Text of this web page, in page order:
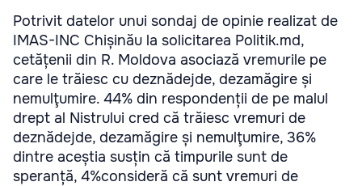
Potrivit datelor unui sondaj de opinie realizat de
IMAS-INC Chișinău la solicitarea Politik.md,
cetățenii din R. Moldova asociază vremurile pe
care le trăiesc cu deznădejde, dezamăgire și
nemulţumire. 44% din respondenții de pe malul
drept al Nistrului cred că trăiesc vremuri de
deznădejde, dezamăgire și nemulţumire, 36%
dintre aceștia susțin că timpurile sunt de
speranță, 4%consideră că sunt vremuri de